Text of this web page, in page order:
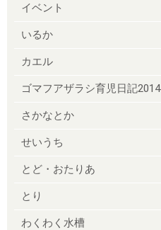
イベント
いるか
カエル
ゴマフアザラシ育児日記2014
さかなとか
せいうち
とど・おたりあ
とり
わくわく水槽